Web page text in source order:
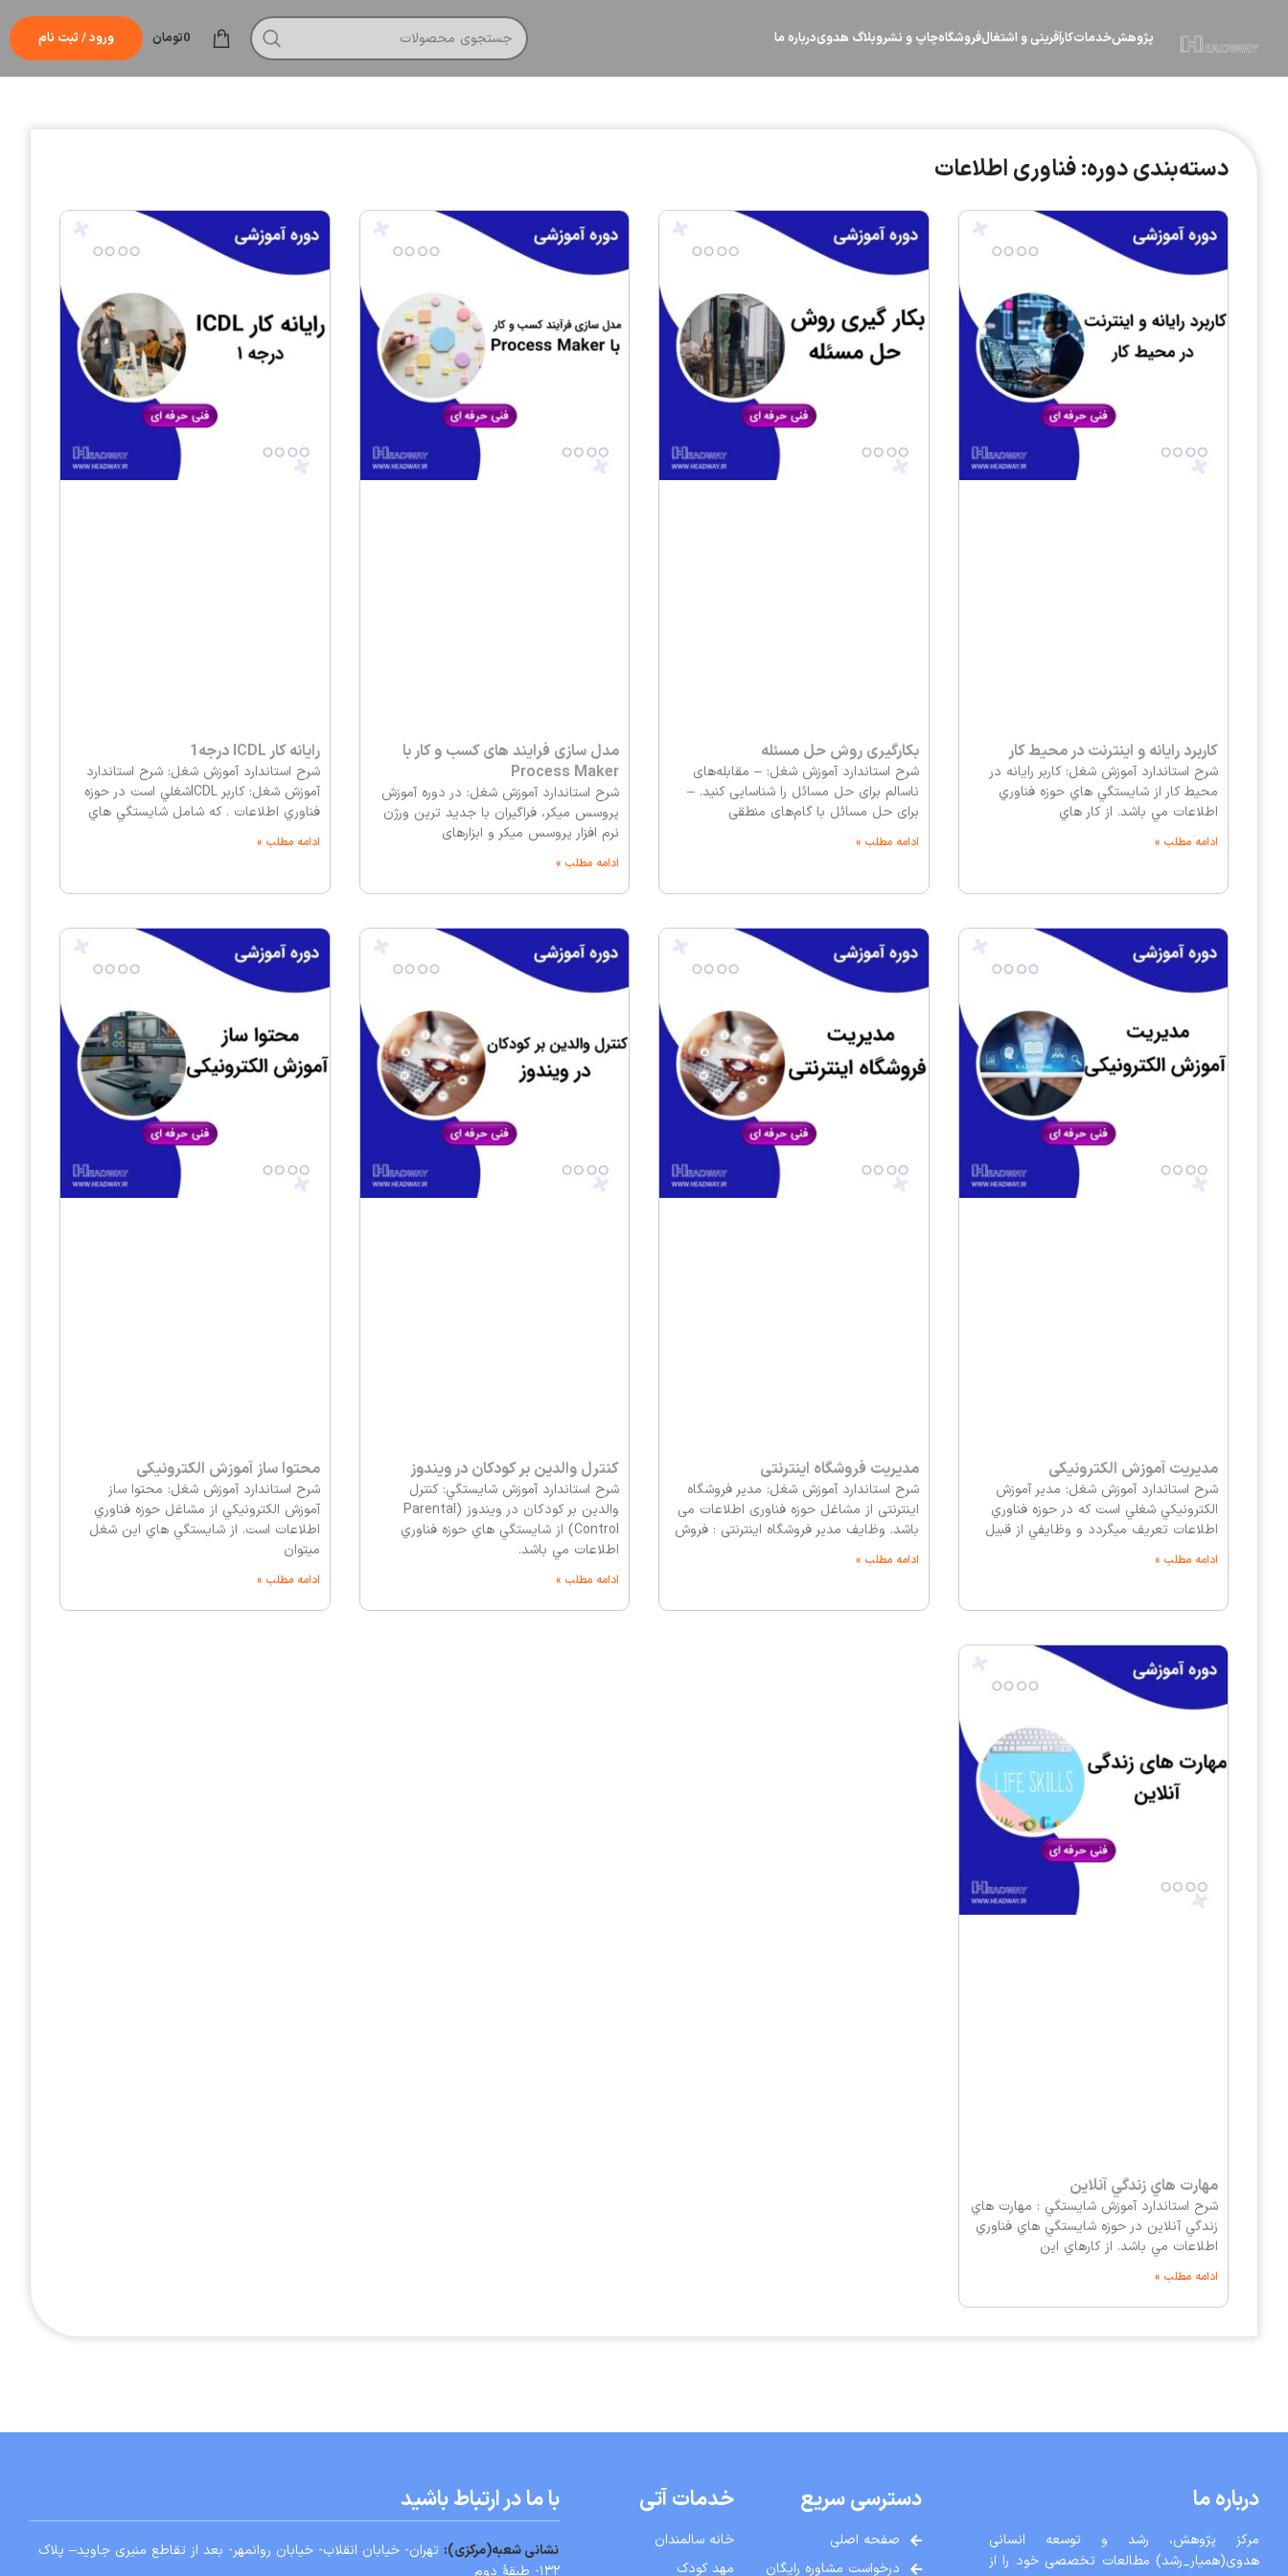
پژوهشخدماتکارآفرینی و اشتغالفروشگاهچاپ و نشروبلاگ هدویدرباره ما 0تومان ورود / ثبت نام
دسته‌بندی دوره: فناوری اطلاعات
کاربرد رایانه و اینترنت در محیط کار
شرح استاندارد آموزش شغل: كاربر رايانه در
محيط كار از شايستگي هاي حوزه فناوري
اطلاعات مي باشد. از كار هاي
ادامه مطلب »
بکارگیری روش حل مسئله
شرح استاندارد آموزش شغل: – مقابله‌‏های
نا‏سالم برای حل مسائل را شناسایی کنید. –
برای حل مسائل با گام‌‏های منطقی
ادامه مطلب »
مدل سازی فرایند های کسب و کار با
Process Maker
شرح استاندارد آموزش شغل: در دوره آموزش
پروسس میکر، فراگیران با جدید ترین ورژن
نرم افزار پروسس میکر و ابزارهای
ادامه مطلب »
رایانه کار ICDL درجه1
شرح استاندارد آموزش شغل: شرح استاندارد
آموزش شغل: كاربر ICDLشغلي است در حوزه
فناوري اطلاعات . كه شامل شايستگي هاي
ادامه مطلب »
مدیریت آموزش الکترونیکی
شرح استاندارد آموزش شغل: مدير آموزش
الكترونيكي شغلي است كه در حوزه فناوري
اطلاعات تعريف ميگردد و وظايفي از قبيل
ادامه مطلب »
مدیریت فروشگاه اینترنتی
شرح استاندارد آموزش شغل: مدیر فروشگاه
اینترنتی از مشاغل حوزه فناوری اطلاعات می
باشد. وظایف مدیر فروشگاه اینترنتی : فروش
ادامه مطلب »
کنترل والدین بر کودکان در ویندوز
شرح استاندارد آموزش شايستگي: كنترل
والدين بر كودكان در ويندوز (Parental
Control) از شايستگي هاي حوزه فناوري
اطلاعات مي باشد.
ادامه مطلب »
محتوا ساز آموزش الکترونیکی
شرح استاندارد آموزش شغل: محتوا ساز
آموزش الكترونيكي از مشاغل حوزه فناوري
اطلاعات است. از شايستگي هاي اين شغل
ميتوان
ادامه مطلب »
مهارت هاي زندگي آنلاين
شرح استاندارد آموزش شايستگي : مهارت هاي
زندگي آنلاين در حوزه شايستگي هاي فناوري
اطلاعات مي باشد. از كارهاي اين
ادامه مطلب »
درباره ما
مرکز پژوهش، رشد و توسعه انسانی
هدوی(همیار_رشد) مطالعات تخصصی خود را از
دسترسی سریع
صفحه اصلی
درخواست مشاوره رایگان
خدمات آتی
خانه سالمندان
مهد کودک
با ما در ارتباط باشید
نشانی شعبه(مركزی): تهران- خيابان انقلاب- خيابان روانمهر- بعد از تقاطع منيری جاويد– پلاک
۱۳۲- طبقۀ دوم